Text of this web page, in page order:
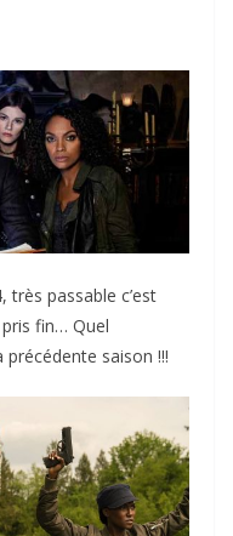
passable c’est
fin… Quel
saison !!!